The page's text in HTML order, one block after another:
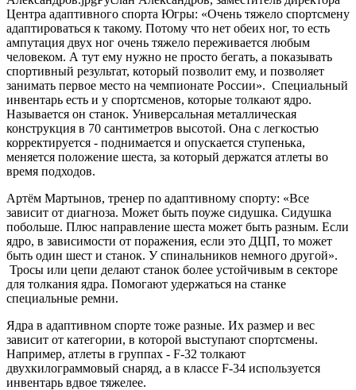
Центра адаптивного спорта Югры: «Очень тяжело спортсмену
адаптироваться к такому. Потому что нет обеих ног, то есть
ампутация двух ног очень тяжело переживается любым
человеком. А тут ему нужно не просто бегать, а показывать
спортивный результат, который позволит ему, и позволяет
занимать первое место на чемпионате России». Специальный
инвентарь есть и у спортсменов, которые толкают ядро.
Называется он станок. Универсальная металлическая
конструкция в 70 сантиметров высотой. Она с легкостью
корректируется - поднимается и опускается ступенька,
меняется положение шеста, за который держатся атлеты во
время подходов.
Артём Мартынов, тренер по адаптивному спорту: «Все
зависит от диагноза. Может быть поуже сидушка. Сидушка
побольше. Плюс направление шеста может быть разным. Если
ядро, в зависимости от поражения, если это ДЦП, то может
быть один шест и станок. У спинальников немного другой».
Тросы или цепи делают станок более устойчивым в секторе
для толкания ядра. Помогают удержаться на станке
специальные ремни.
Ядра в адаптивном спорте тоже разные. Их размер и вес
зависит от категории, в которой выступают спортсмены.
Например, атлеты в группах - F-32 толкают
двухкилограммовый снаряд, а в классе F-34 используется
инвентарь вдвое тяжелее.